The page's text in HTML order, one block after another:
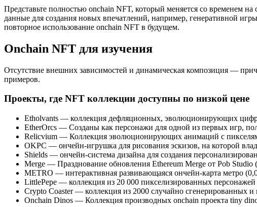
Представьте полностью onchain NFT, который меняется со временем
данные для создания новых впечатлений, например, генеративной
повторное использование onchain NFT в будущем.
Onchain NFT для изучения
Отсутствие внешних зависимостей и динамическая композиция —
примеров.
Проекты, где NFT коллекции доступны по низкой цене
Etholvants — коллекция дефляционных, эволюционирующих
EtherOrcs — Созданы как персонажи для одной из первых игр,
Relicvium — Коллекция эволюционирующих анимаций с
OKPC — ончейн-игрушка для рисования эскизов, на которой
Shields — ончейн-система дизайна для создания
Merge — Празднование обновления Ethereum Merge от Pob Studio
METRO — интерактивная развивающаяся ончейн-карта метро
LittlePepe — коллекция из 20 000 пикселизированных
Crypto Coaster — коллекция из 2000 случайно сгенерированных
Onchain Dinos — Коллекция производных onchain проекта tiny